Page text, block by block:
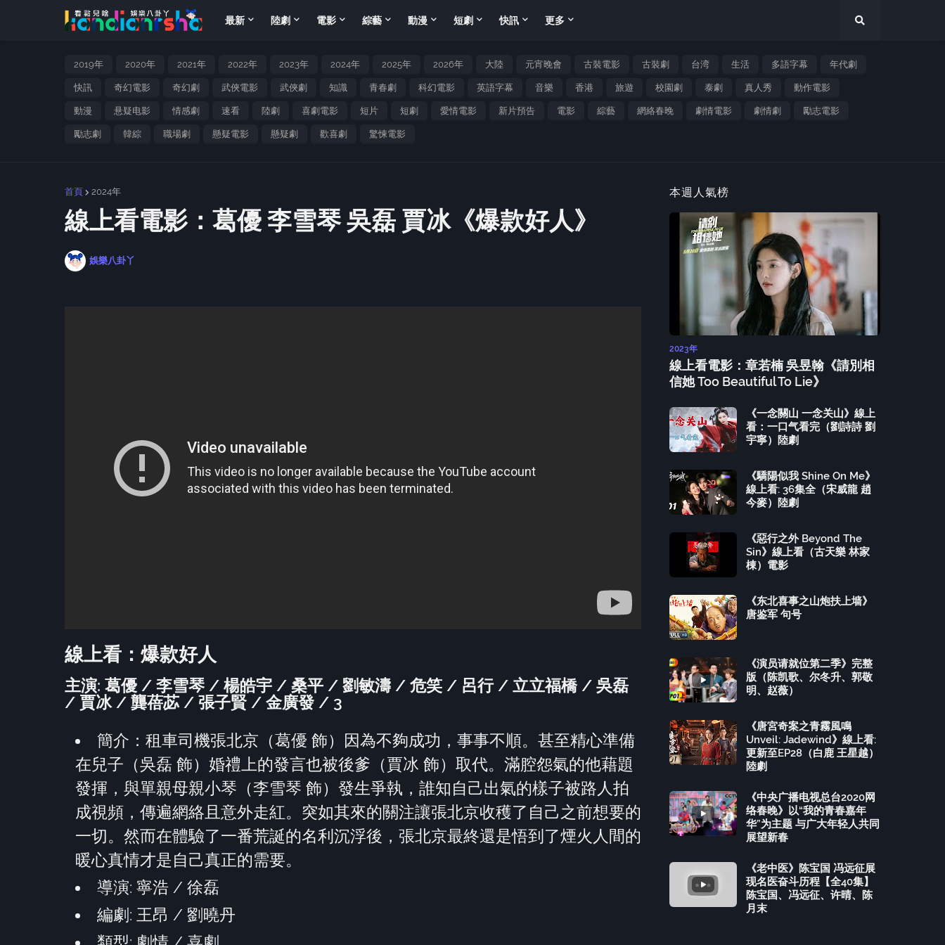
最新 陸劇 電影 綜藝 動漫 短劇 快訊 更多
2019年 2020年 2021年 2022年 2023年 2024年 2025年 2026年 大陸 元宵晚會 古裝電影 古裝劇 台湾 生活 多語字幕 年代劇
快訊 奇幻電影 奇幻劇 武俠電影 武俠劇 知識 青春劇 科幻電影 英語字幕 音樂 香港 旅遊 校園劇 泰劇 真人秀 動作電影
動漫 悬疑电影 情感劇 速看 陸劇 喜劇電影 短片 短劇 愛情電影 新片預告 電影 綜藝 網絡春晚 劇情電影 劇情劇 勵志電影
勵志劇 韓綜 職場劇 懸疑電影 懸疑劇 歡喜劇 驚悚電影
首頁 2024年
線上看電影：葛優 李雪琴 吳磊 賈冰《爆款好人》
娛樂八卦丫
線上看：爆款好人
主演: 葛優 / 李雪琴 / 楊皓宇 / 桑平 / 劉敏濤 / 危笑 / 呂行 / 立立福橋 / 吳磊
/ 賈冰 / 龔蓓苾 / 張子賢 / 金廣發 / 3
簡介：租車司機張北京（葛優 飾）因為不夠成功，事事不順。甚至精心準備
在兒子（吳磊 飾）婚禮上的發言也被後爹（賈冰 飾）取代。滿腔怨氣的他藉題
發揮，與單親母親小琴（李雪琴 飾）發生爭執，誰知自己出氣的樣子被路人拍
成視頻，傳遍網絡且意外走紅。突如其來的關注讓張北京收穫了自己之前想要的
一切。然而在體驗了一番荒誕的名利沉浮後，張北京最終還是悟到了煙火人間的
暖心真情才是自己真正的需要。
導演: 寧浩 / 徐磊
編劇: 王昂 / 劉曉丹
本週人氣榜
2023年
線上看電影：章若楠 吳昱翰《請別相
信她 Too Beautiful To Lie》
《一念關山 一念关山》線上
看：一口气看完（劉詩詩 劉
宇寧）陸劇
《驕陽似我 Shine On Me》
線上看: 36集全（宋威龍 趙
今麥）陸劇
《惡行之外 Beyond The
Sin》線上看（古天樂 林家
棟）電影
《东北喜事之山炮扶上墙》
唐鉴军 句号
《演员请就位第二季》完整
版（陈凯歌、尔冬升、郭敬
明、赵薇）
《唐宮奇案之青霧風鳴
Unveil: Jadewind》線上看:
更新至EP28（白鹿 王星越）
陸劇
《中央广播电视总台2020网
络春晚》以“我的青春嘉年
华”为主题 与广大年轻人共同
展望新春
《老中医》陈宝国 冯远征展
现名医奋斗历程【全40集】
陈宝国、冯远征、许晴、陈
月末